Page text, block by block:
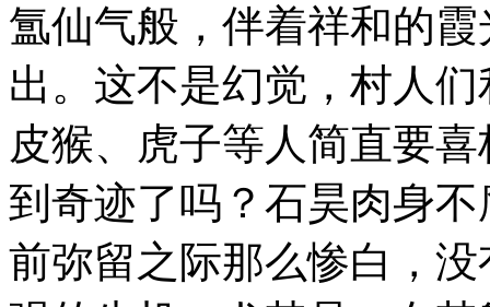
氲仙气般，伴着祥和的
出。这不是幻觉，村人
皮猴、虎子等人简直要
到奇迹了吗？石昊肉身
前弥留之际那么惨白，